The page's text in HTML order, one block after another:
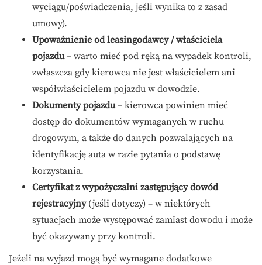
wyciągu/poświadczenia, jeśli wynika to z zasad
umowy).
Upoważnienie od leasingodawcy / właściciela
pojazdu– warto mieć pod ręką na wypadek kontroli,
zwłaszcza gdy kierowca nie jest właścicielem ani
współwłaścicielem pojazdu w dowodzie.
Dokumenty pojazdu– kierowca powinien mieć
dostęp do dokumentów wymaganych w ruchu
drogowym, a także do danych pozwalających na
identyfikację auta w razie pytania o podstawę
korzystania.
Certyfikat z wypożyczalni zastępujący dowód
rejestracyjny(jeśli dotyczy) – w niektórych
sytuacjach może występować zamiast dowodu i może
być okazywany przy kontroli.
Jeżeli na wyjazd mogą być wymagane dodatkowe